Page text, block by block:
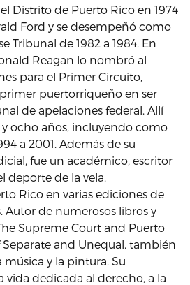
Distrito de Puerto Rico en 1974
Ford y se desempeñó como
Tribunal de 1982 a 1984. En
Reagan lo nombró al
para el Primer Circuito,
puertorriqueño en ser
de apelaciones federal. Allí
ocho años, incluyendo como
a 2001. Además de su
fue un académico, escritor
deporte de la vela,
Rico en varias ediciones de
Autor de numerosos libros y
Supreme Court and Puerto
Separate and Unequal, también
música y la pintura. Su
vida dedicada al derecho, a la